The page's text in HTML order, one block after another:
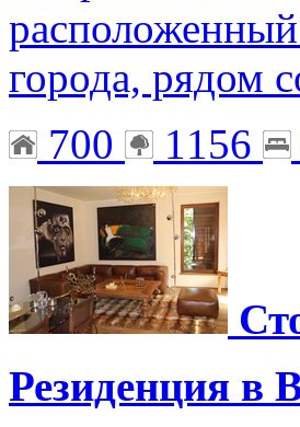
города, рядом
700
1156
Резиденция в